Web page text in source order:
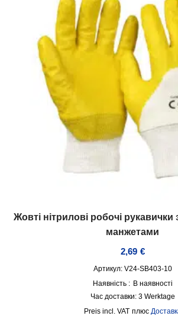
Жовті нітрилові робочі
манжетами
2,69 €
Артикул: V24-SB403-10
Наявність : В наявності
Час доставки: 3 Werktage
incl. VAT плюс